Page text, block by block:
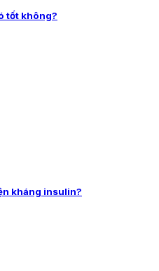
tốt không?
kháng insulin?